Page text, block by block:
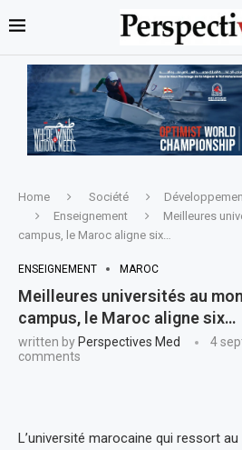
Home Société
Enseignement
Meilleures
campus, le Maroc aligne six…
ENSEIGNEMENT MAROC
Meilleures universités au
campus, le Maroc aligne six…
written by Perspectives Med 4
comments
L’université marocaine qui ressort